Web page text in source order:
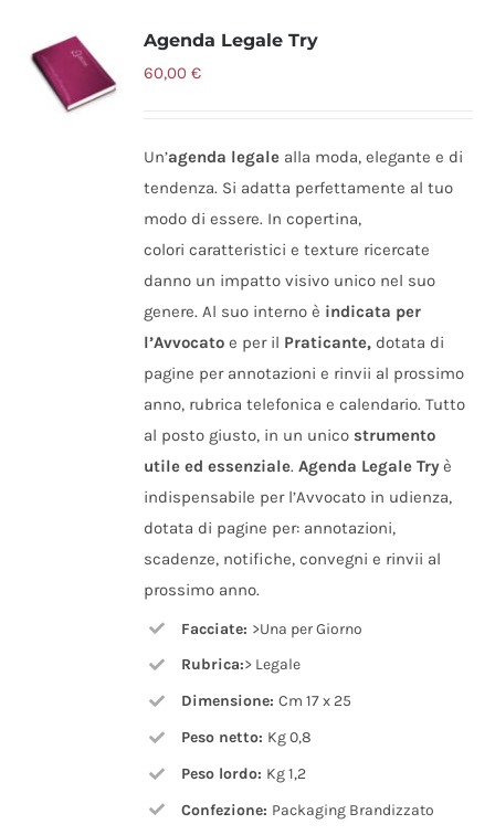
Le
scelte
nella
pagina
del
prodotto
Agenda Legale Try
60,00€
Un’agenda legale alla moda, elegante e di
tendenza. Si adatta perfettamente al tuo
modo di essere. In copertina,
colori caratteristici e texture ricercate
danno un impatto visivo unico nel suo
genere. Al suo interno è indicata per
l’Avvocato e per il Praticante, dotata di
pagine per annotazioni e rinvii al prossimo
anno, rubrica telefonica e calendario. Tutto
al posto giusto, in un unico strumento
utile ed essenziale.Agenda Legale Try è
indispensabile per l’Avvocato in udienza,
dotata di pagine per: annotazioni,
scadenze, notifiche, convegni e rinvii al
prossimo anno.
Facciate: >Una per Giorno
Rubrica:> Legale
Dimensione: Cm 17 x 25
Peso netto: Kg 0,8
Peso lordo: Kg 1,2
Confezione: Packaging Brandizzato